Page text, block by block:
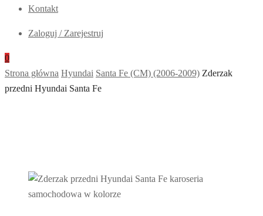
Kontakt
Zaloguj / Zarejestruj
0
Strona główna Hyundai Santa Fe (CM) (2006-2009) Zderzak
przedni Hyundai Santa Fe